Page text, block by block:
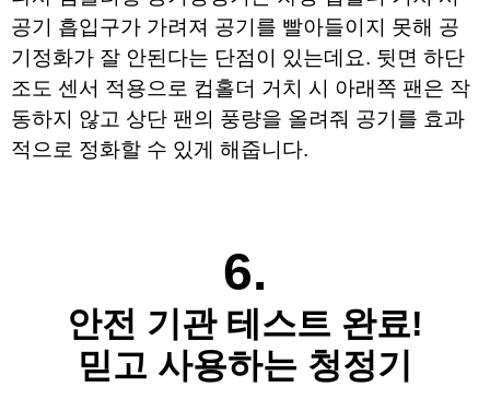
공기 흡입구가 가려져 공기를 빨아들이지 못해 공
기정화가 잘 안된다는 단점이 있는데요. 뒷면 하단
조도 센서 적용으로 컵홀더 거치 시 아래쪽 팬은 작
동하지 않고 상단 팬의 풍량을 올려줘 공기를 효과
적으로 정화할 수 있게 해줍니다.
6.
안전 기관 테스트 완료!
믿고 사용하는 청정기